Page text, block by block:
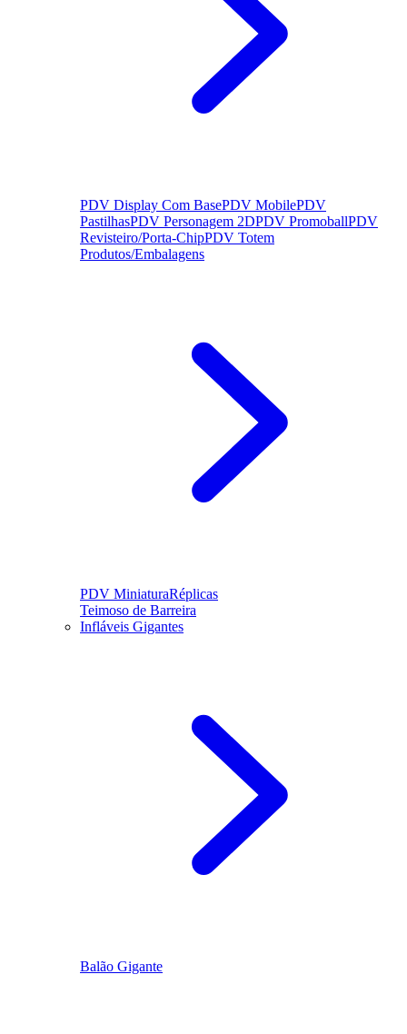
PDV Display Com BasePDV MobilePDV
PastilhasPDV Personagem 2DPDV PromoballPDV
Revisteiro/Porta-ChipPDV Totem
Produtos/Embalagens
PDV MiniaturaRéplicas
Teimoso de Barreira
Infláveis Gigantes
Balão Gigante